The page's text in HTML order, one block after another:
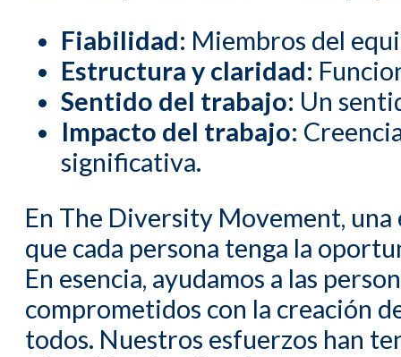
Fiabilidad: Miembros del
Estructura y claridad:
Sentido del trabajo: Un
Impacto del trabajo:
significativa.
En The Diversity Movement,
que cada persona tenga la
En esencia, ayudamos a las
comprometidos con la creación
todos. Nuestros esfuerzos han